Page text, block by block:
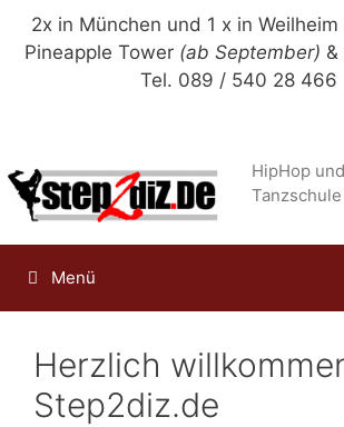
Zum
Inhalt
2x in München und 1 x in
Pineapple Tower (ab September)
Tel. 089 / 540 28 466
HipHop
Menü
Herzlich
Step2diz.de